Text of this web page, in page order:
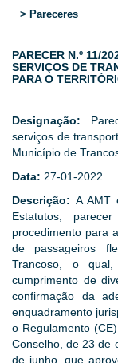
> Pareceres
PARECER N.º 11/
SERVIÇOS DE
PARA O
Designação:
serviços de
Município de
Data: 27-01-2022
Descrição: A AMT
Estatutos,
procedimento para
de passageiros
Trancoso, o
cumprimento de
confirmação da
enquadramento
o Regulamento
Conselho, de 23 de
de junho, que